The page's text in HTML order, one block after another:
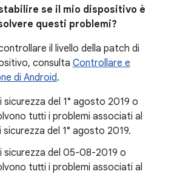
se il mio dispositivo è
questi problemi?
il livello della patch di
consulta Controllare e
di Android.
sicurezza del 1° agosto 2019 o
tutti i problemi associati al
del 1° agosto 2019.
sicurezza del 05-08-2019 o
tutti i problemi associati al